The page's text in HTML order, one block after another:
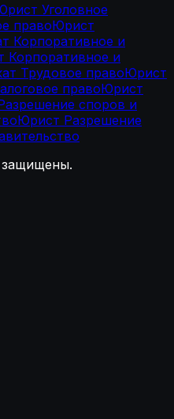
Уголовное
правоЮрист
Корпоративное и
Корпоративное и
Трудовое правоЮрист
правоЮрист
споров и
Юрист Разрешение
защищены.